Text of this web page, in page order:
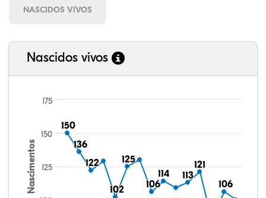
NASCIDOS VIVOS
Nascidos vivos
Nascimentos
150
150
136
136
122
122
102
102
125
125
106
106
114
114 113
113
121
121
106
106
125
150
175